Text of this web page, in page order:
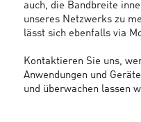
auch, die Bandbreite
unseres Netzwerks zu
lässt sich ebenfalls via
Kontaktieren Sie uns,
Anwendungen und
und überwachen lassen